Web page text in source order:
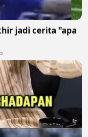
jadi cerita "apa